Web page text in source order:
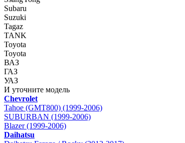
Subaru
Suzuki
Tagaz
TANK
Toyota
Toyota
ВАЗ
ГАЗ
УАЗ
И уточните модель
Chevrolet
Tahoe (GMT800) (1999-2006)
SUBURBAN (1999-2006)
Blazer (1999-2006)
Daihatsu